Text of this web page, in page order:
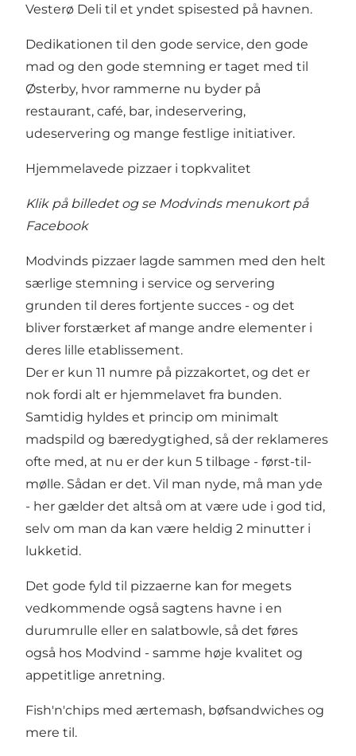
Vesterø Deli til et yndet spisested på havnen.
Dedikationen til den gode service, den gode
mad og den gode stemning er taget med til
Østerby, hvor rammerne nu byder på
restaurant, café, bar, indeservering,
udeservering og mange festlige initiativer.
Hjemmelavede pizzaer i topkvalitet
Klik på billedet og se Modvinds menukort på
Facebook
Modvinds pizzaer lagde sammen med den helt
særlige stemning i service og servering
grunden til deres fortjente succes - og det
bliver forstærket af mange andre elementer i
deres lille etablissement.
Der er kun 11 numre på pizzakortet, og det er
nok fordi alt er hjemmelavet fra bunden.
Samtidig hyldes et princip om minimalt
madspild og bæredygtighed, så der reklameres
ofte med, at nu er der kun 5 tilbage - først-til-
mølle. Sådan er det. Vil man nyde, må man yde
- her gælder det altså om at være ude i god tid,
selv om man da kan være heldig 2 minutter i
lukketid.
Det gode fyld til pizzaerne kan for megets
vedkommende også sagtens havne i en
durumrulle eller en salatbowle, så det føres
også hos Modvind - samme høje kvalitet og
appetitlige anretning.
Fish'n'chips med ærtemash, bøfsandwiches og
mere til.